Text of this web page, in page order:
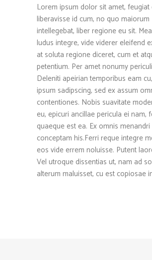
Lorem ipsum dolor sit amet, feugiat
liberavisse id cum, no quo maiorum
intellegebat, liber regione eu sit.
ludus integre, vide viderer eleifend
at soluta regione diceret, cum et
petentium. Per amet nonumy
Deleniti apeirian temporibus eam
ipsum sadipscing, sed ex assum
contentiones. Nobis suavitate
eu, epicuri ancillae pericula ei nam,
quaeque est ea. Ex omnis menandri
conceptam his.Ferri reque integre
eos vide errem noluisse. Putent
Vel utroque dissentias ut, nam ad
alterum maluisset, cu est copiosae